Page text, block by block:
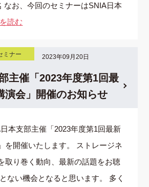
お、今回のセミナーはSNIA日本
読む
ミナー 2023年09月20日
主催「2023年度第1回最
演会」開催のお知らせ
本支部主催「2023年度第1回最新
を開催いたします。 ストレージネ
取り巻く動向、最新の話題をお聴
ない機会となると思います。 多く